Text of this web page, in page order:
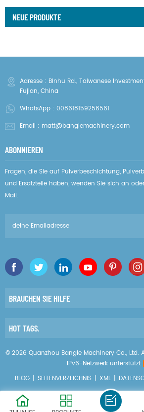
NEUE PRODUKTE
Adresse : Binhu Rd., Taiwanese
Fujian, China
WhatsApp : 008618159256561
Email : matt@banglemachinery.com
ABONNIEREN
Fragen, die Sie auf Pulverbeschichtung,
und Ersatzteile haben, wenden Sie sich an
Mail.
BRAUCHEN SIE HILFE
HOT TAGS.
© 2026 Quanzhou Bangle Machinery Co., Ltd.
IPv6-Netzwerk unterstützt
BLOG | SEITENVERZEICHNIS | XML |